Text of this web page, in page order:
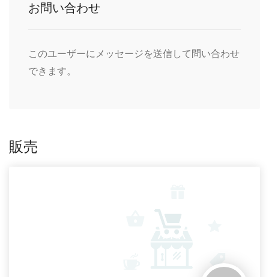
お問い合わせ
このユーザーにメッセージを送信して問い合わせ
できます。
販売